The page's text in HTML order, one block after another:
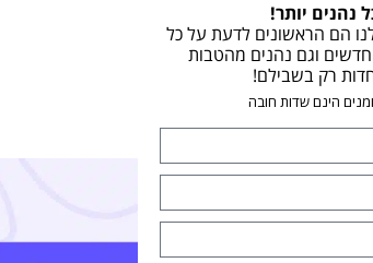
נהנים יותר!
הם הראשונים לדעת על כל
וגם נהנים מהטבות
רק בשבילם!
הינם שדות חובה